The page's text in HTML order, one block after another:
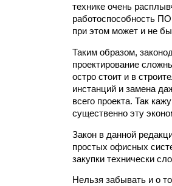
технике очень
работоспособность
при этом может и не
Таким образом,
проектирование
остро стоит и в
инстанций и замена
всего проекта. Так
существенно эту
Закон в данной
простых офисных
закупки технически
Нельзя забывать и о